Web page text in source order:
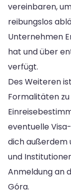
vereinbaren,
reibungslos
Unternehmen
hat und über
verfügt.
Des Weiteren
Formalitäten
eventuelle
dich außerdem
und
Anmeldung an
Góra.